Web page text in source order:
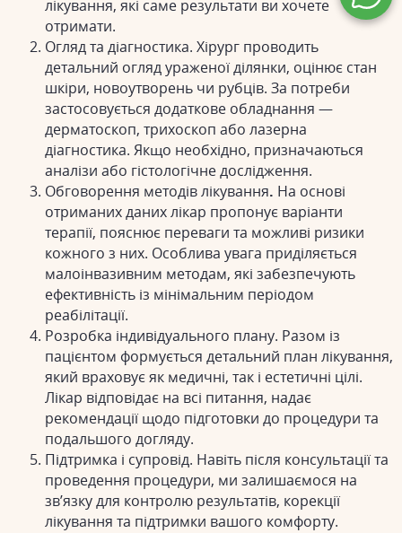
лікування, які саме результати ви хочете
отримати.
Огляд та діагностика. Хірург проводить
детальний огляд ураженої ділянки, оцінює стан
шкіри, новоутворень чи рубців. За потреби
застосовується додаткове обладнання —
дерматоскоп, трихоскоп або лазерна
діагностика. Якщо необхідно, призначаються
аналізи або гістологічне дослідження.
Обговорення методів лікування. На основі
отриманих даних лікар пропонує варіанти
терапії, пояснює переваги та можливі ризики
кожного з них. Особлива увага приділяється
малоінвазивним методам, які забезпечують
ефективність із мінімальним періодом
реабілітації.
Розробка індивідуального плану. Разом із
пацієнтом формується детальний план лікування,
який враховує як медичні, так і естетичні цілі.
Лікар відповідає на всі питання, надає
рекомендації щодо підготовки до процедури та
подальшого догляду.
Підтримка і супровід. Навіть після консультації та
проведення процедури, ми залишаємося на
зв’язку для контролю результатів, корекції
лікування та підтримки вашого комфорту.